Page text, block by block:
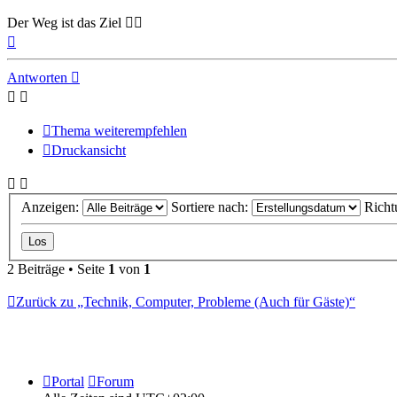
Der Weg ist das Ziel 🚵‍♂️
Antworten
Thema weiterempfehlen
Druckansicht
Anzeigen: Sortiere nach:
2 Beiträge • Seite 1 von 1
Zurück zu „Technik, Computer, Probleme (Auch für Gäste)“
Portal
Forum